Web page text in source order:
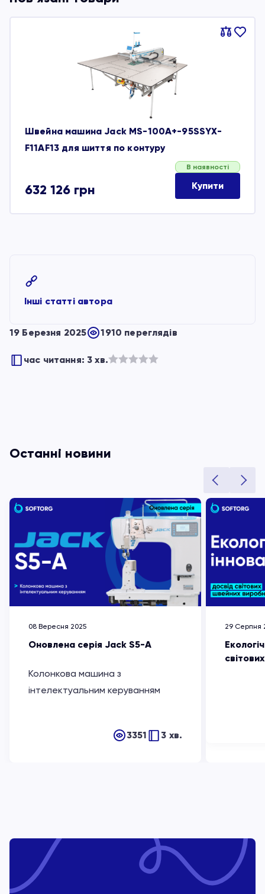
Порівняти
В
Швейна машина Jack MS-100A+-95SSYX-
F11AF13 для шиття по контуру
632 126 грн
В наявності
Купити
Інші статті автора
19 Березня 2025 1910 переглядів
час читання: 3 хв.
Останні новини
08 Вересня 2025
Оновлена серія Jack S5-A
Колонкова машина з
інтелектуальним керуванням
3351 3 хв.
29 Серпня